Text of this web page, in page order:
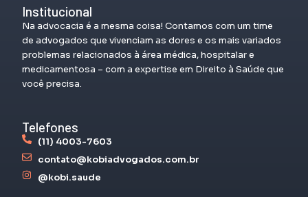
Institucional
Na advocacia é a mesma coisa! Contamos com um time
de advogados que vivenciam as dores e os mais variados
problemas relacionados à área médica, hospitalar e
medicamentosa – com a expertise em Direito à Saúde que
você precisa.
Telefones
(11) 4003-7603
contato@kobiadvogados.com.br
@kobi.saude